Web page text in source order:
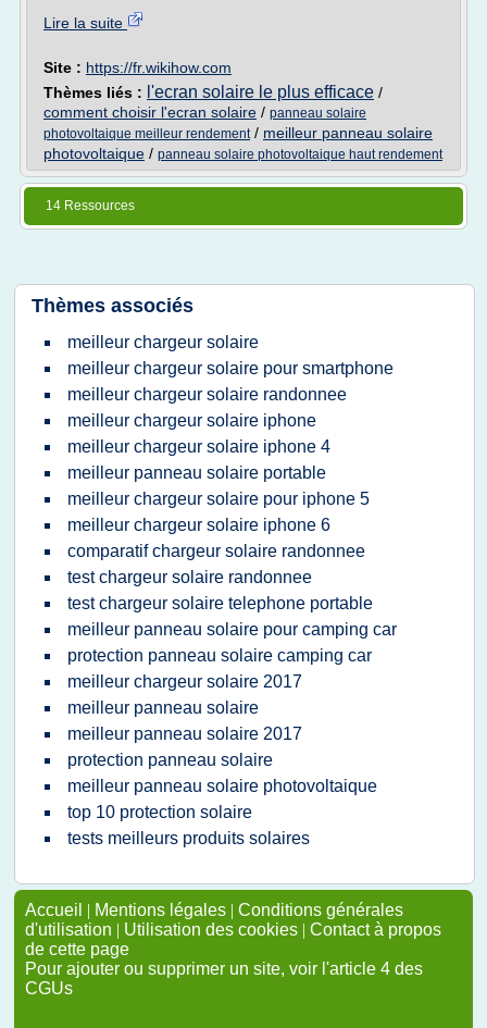
Lire la suite
Site : https://fr.wikihow.com
Thèmes liés : l'ecran solaire le plus efficace /
comment choisir l'ecran solaire / panneau solaire
photovoltaique meilleur rendement/ meilleur panneau solaire
photovoltaique / panneau solaire photovoltaique haut rendement
14 Ressources
Thèmes associés
meilleur chargeur solaire
meilleur chargeur solaire pour smartphone
meilleur chargeur solaire randonnee
meilleur chargeur solaire iphone
meilleur chargeur solaire iphone 4
meilleur panneau solaire portable
meilleur chargeur solaire pour iphone 5
meilleur chargeur solaire iphone 6
comparatif chargeur solaire randonnee
test chargeur solaire randonnee
test chargeur solaire telephone portable
meilleur panneau solaire pour camping car
protection panneau solaire camping car
meilleur chargeur solaire 2017
meilleur panneau solaire
meilleur panneau solaire 2017
protection panneau solaire
meilleur panneau solaire photovoltaique
top 10 protection solaire
tests meilleurs produits solaires
Accueil | Mentions légales | Conditions générales
d'utilisation | Utilisation des cookies | Contact à propos
de cette page
Pour ajouter ou supprimer un site, voir l'article 4 des
CGUs